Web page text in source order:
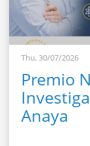
Thu, 30/07/2026
Premio
Anaya